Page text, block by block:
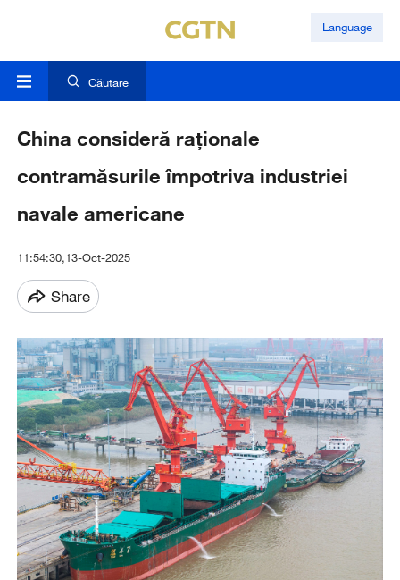
Language
Căutare
China consideră raționale
contramăsurile împotriva industriei
navale americane
11:54:30,13-Oct-2025
Share